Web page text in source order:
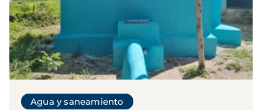
Agua y saneamiento